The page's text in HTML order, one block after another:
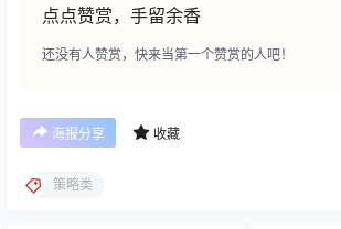
点点赞赏，手留余香
还没有人赞赏，快来当第一个赞赏的人吧！
海报分享 收藏
策略类